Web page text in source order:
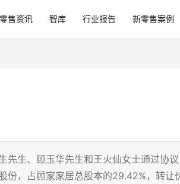
售资讯 智库 行业报告 新零售案例
先生、顾玉华先生和王火仙女士通过协议
份，占顾家家居总股本的29.42%，转让